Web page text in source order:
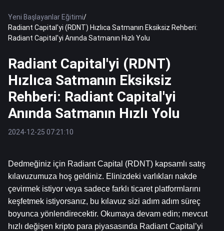
Yeni Başlayanlar Eğitimi/
Radiant Capital'yi (RDNT) Hızlıca Satmanın Eksiksiz Rehberi:
Radiant Capital'yi Anında Satmanın Hızlı Yolu
Radiant Capital'yi (RDNT)
Hızlıca Satmanın Eksiksiz
Rehberi: Radiant Capital'yi
Anında Satmanın Hızlı Yolu
2024-12-25 07:21:10
Dedmeğiniz için Radiant Capital (RDNT) kapsamlı satış
kılavuzumuza hoş geldiniz. Elinizdeki varlıkları nakde
çevirmek istiyor veya sadece farklı ticaret platformlarını
keşfetmek istiyorsanız, bu kılavuz sizi adım adım süreç
boyunca yönlendirecektir. Okumaya devam edin; mevcut
hızlı değişen kripto para piyasasında Radiant Capital’yi